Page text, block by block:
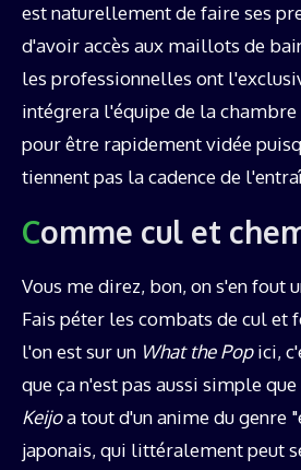
est naturellement de faire ses
d'avoir accès aux maillots de
les professionnelles ont
intégrera l'équipe de la
pour être rapidement vidée
tiennent pas la cadence de
Comme cul et
Vous me direz, bon, on s'en fout
Fais péter les combats de cul et
l'on est sur un What the Popici,
que ça n'est pas aussi simple
Keijoa tout d'un anime du genre
japonais, qui littéralement peut